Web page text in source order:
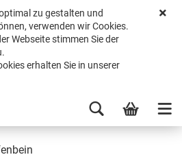
zu gestalten und
verwenden wir Cookies.
Webseite stimmen Sie der
erhalten Sie in unserer